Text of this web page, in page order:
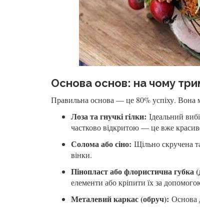
Основа основ: на чому
Правильна основа — це 80% успіху. Вона
Лоза та гнучкі гілки: Ідеальний
частково відкритою — це вже
Солома або сіно: Щільно скручена
вінки.
Пінопласт або флористична губка
елементи або кріпити їх за
Металевий каркас (обруч): Основа